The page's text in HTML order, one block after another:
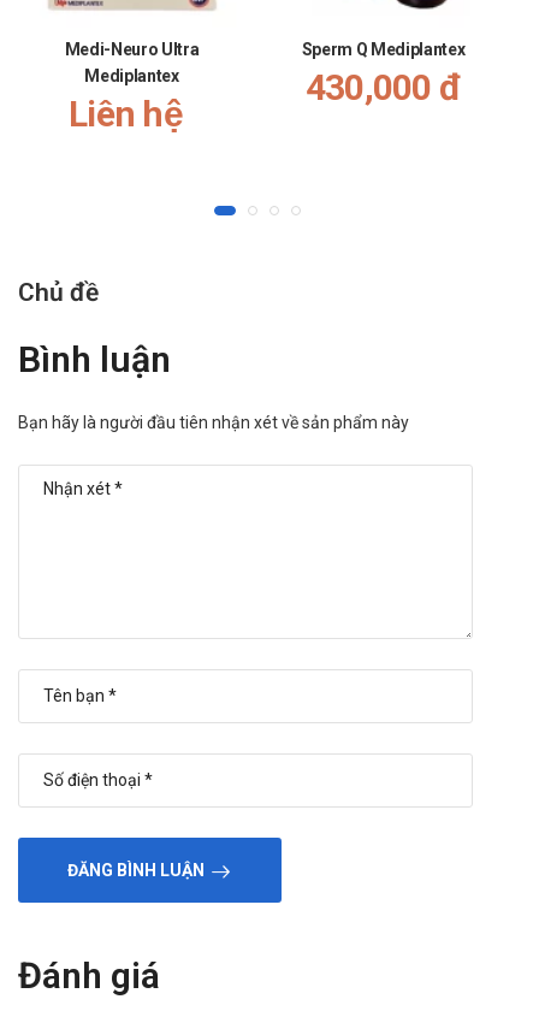
Medi-Neuro Ultra
Mediplantex
Liên hệ
Sperm Q Mediplantex
430,000 đ
Chủ đề
Bình luận
Bạn hãy là người đầu tiên nhận xét về sản phẩm này
ĐĂNG BÌNH LUẬN
Đánh giá